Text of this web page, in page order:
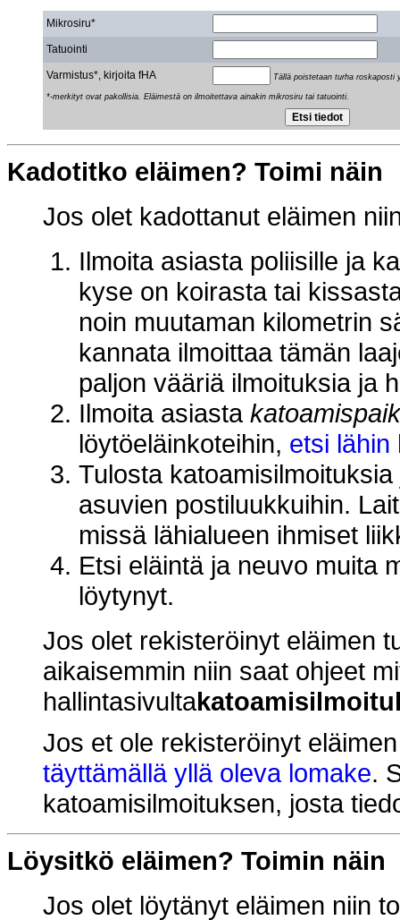
Mikrosiru*
Tatuointi
Varmistus*, kirjoita fHA Tällä poistetaan turha roskaposti
*-merkityt ovat pakollisia. Eläimestä on ilmoitettava ainakin mikrosiru tai tatuointi.
Kadotitko eläimen? Toimi näin
Jos olet kadottanut eläimen
Ilmoita asiasta poliisille ja
kyse on koirasta tai
noin muutaman kilometrin
kannata ilmoittaa tämän
paljon vääriä ilmoituksia ja
Ilmoita asiasta
löytöeläinkoteihin, etsi lähin
Tulosta
asuvien postiluukkuihin.
missä lähialueen ihmiset
Etsi eläintä ja neuvo muita
löytynyt.
Jos olet rekisteröinyt eläimen
aikaisemmin niin saat ohjeet
hallintasivulta
Jos et ole rekisteröinyt
täyttämällä yllä oleva lomake.
katoamisilmoituksen, josta
Löysitkö eläimen? Toimin näin
Jos olet löytänyt eläimen niin